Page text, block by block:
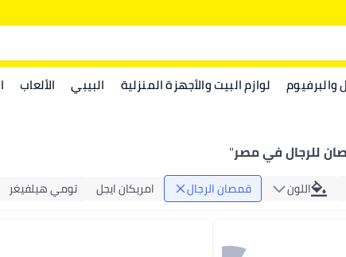
والبرفيوم لوازم البيت والأجهزة المنزلية البيبي الألعاب
للرجال في مصر"
اللون قمصان الرجال امريكان ايجل تومي هيلفيغر